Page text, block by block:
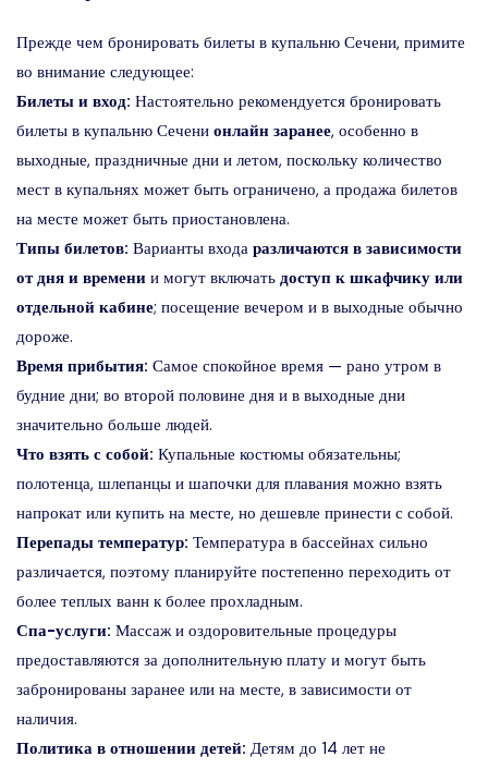
Прежде чем бронировать билеты в купальню Сечени, примите
во внимание следующее:
Билеты и вход: Настоятельно рекомендуется бронировать
билеты в купальню Сечени онлайн заранее, особенно в
выходные, праздничные дни и летом, поскольку количество
мест в купальнях может быть ограничено, а продажа билетов
на месте может быть приостановлена.
Типы билетов: Варианты входа различаются в зависимости
от дня и времени и могут включать доступ к шкафчику или
отдельной кабине; посещение вечером и в выходные обычно
дороже.
Время прибытия: Самое спокойное время — рано утром в
будние дни; во второй половине дня и в выходные дни
значительно больше людей.
Что взять с собой: Купальные костюмы обязательны;
полотенца, шлепанцы и шапочки для плавания можно взять
напрокат или купить на месте, но дешевле принести с собой.
Перепады температур: Температура в бассейнах сильно
различается, поэтому планируйте постепенно переходить от
более теплых ванн к более прохладным.
Спа-услуги: Массаж и оздоровительные процедуры
предоставляются за дополнительную плату и могут быть
забронированы заранее или на месте, в зависимости от
наличия.
Политика в отношении детей: Детям до 14 лет не